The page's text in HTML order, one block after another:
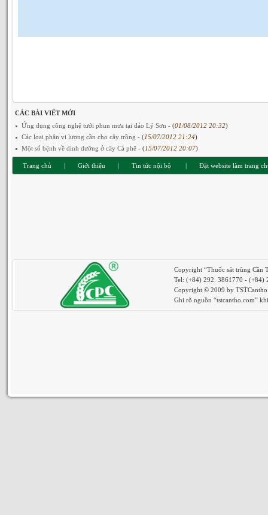
CÁC BÀI VIẾT MỚI
Ứng dụng công nghệ tưới phun mưa tại đảo Lý Sơn - (01/08/2012 20:32)
Các loại phân vi lượng cần cho cây trồng - (15/07/2012 21:24)
Một số bệnh về dinh dưỡng ở cây Cà phê - (15/07/2012 20:07)
Trang chủ | Giới thiệu | Tin tức nội bộ | Đặt website làm trang
Copyright “Thuốc sát trùng Cần
Tel: (+84) 292. 3861770 - (+84)
Copyright © 2009 by
Ghi rõ nguồn “tstcantho.com”